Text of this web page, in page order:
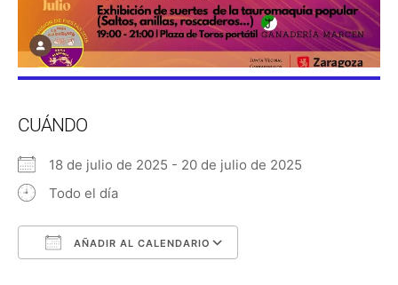
CUÁNDO
18 de julio de 2025 - 20 de julio de 2025
Todo el día
AÑADIR AL CALENDARIO